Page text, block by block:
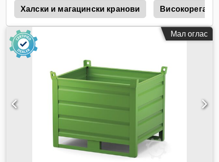
Халски и магацински кранови
Мал оглас